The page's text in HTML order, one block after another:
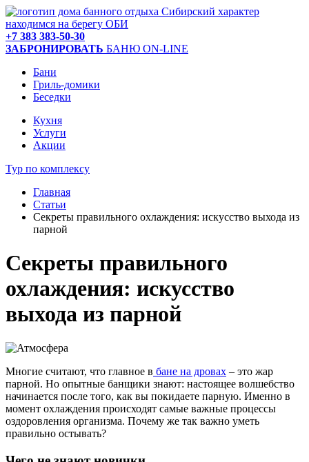
находимся на берегу ОБИ
+7 383 383-50-30
ЗАБРОНИРОВАТЬ БАНЮ ON-LINE
Бани
Гриль-домики
Беседки
Кухня
Услуги
Акции
Тур по комплексу
Главная
Статьи
Секреты правильного охлаждения: искусство выхода из
парной
Секреты правильного
охлаждения: искусство
выхода из парной
Многие считают, что главное в бане на дровах – это жар
парной. Но опытные банщики знают: настоящее волшебство
начинается после того, как вы покидаете парную. Именно в
момент охлаждения происходят самые важные процессы
оздоровления организма. Почему же так важно уметь
правильно остывать?